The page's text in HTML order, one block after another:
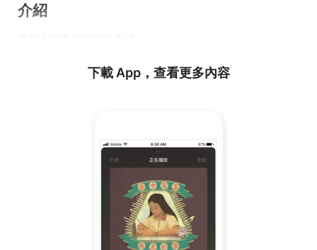
介紹
下載 App，查看更多內容